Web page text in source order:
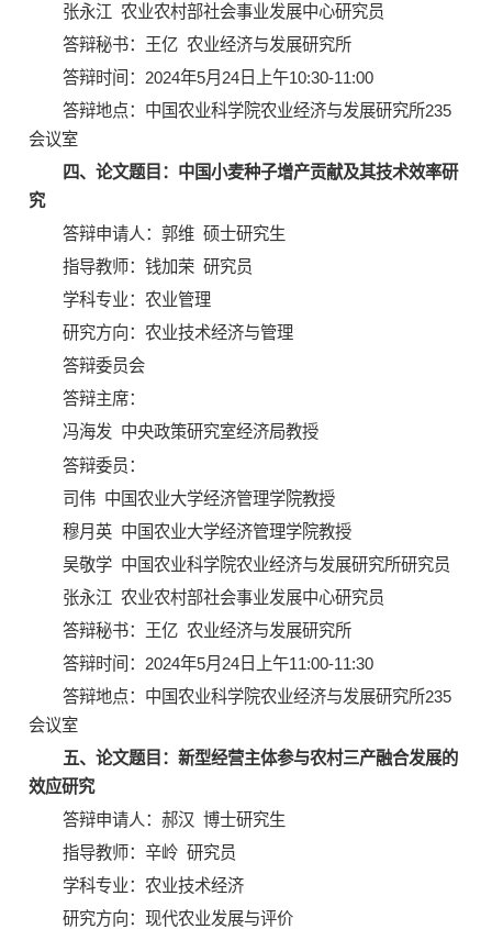
张永江 农业农村部社会事业发展中心研究员
答辩秘书：王亿 农业经济与发展研究所
答辩时间：2024年5月24日上午10:30-11:00
答辩地点：中国农业科学院农业经济与发展研究所235
会议室
四、论文题目：中国小麦种子增产贡献及其技术效率研
究
答辩申请人：郭维 硕士研究生
指导教师：钱加荣 研究员
学科专业：农业管理
研究方向：农业技术经济与管理
答辩委员会
答辩主席：
冯海发 中央政策研究室经济局教授
答辩委员：
司伟 中国农业大学经济管理学院教授
穆月英 中国农业大学经济管理学院教授
吴敬学 中国农业科学院农业经济与发展研究所研究员
张永江 农业农村部社会事业发展中心研究员
答辩秘书：王亿 农业经济与发展研究所
答辩时间：2024年5月24日上午11:00-11:30
答辩地点：中国农业科学院农业经济与发展研究所235
会议室
五、论文题目：新型经营主体参与农村三产融合发展的
效应研究
答辩申请人：郝汉 博士研究生
指导教师：辛岭 研究员
学科专业：农业技术经济
研究方向：现代农业发展与评价